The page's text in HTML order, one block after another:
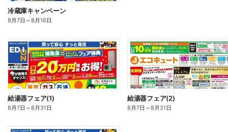
冷蔵庫キャンペーン
8月7日 ～8月16日
給湯器フェア(1)
8月7日 ～8月31日
給湯器フェア(2)
8月7日 ～8月31日